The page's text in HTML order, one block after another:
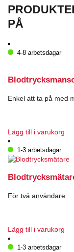
PÅ
4-8 arbetsdagar
Enkel att ta på med
Lägg till i varukorg
1-3 arbetsdagar
För två användare
Lägg till i varukorg
1-3 arbetsdagar